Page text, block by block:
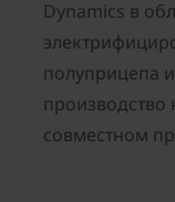
Dynamics в
полуприцепа
производство
совместном